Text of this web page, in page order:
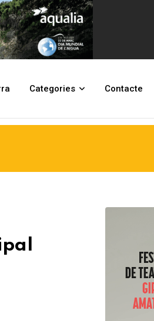
Categories Contacte